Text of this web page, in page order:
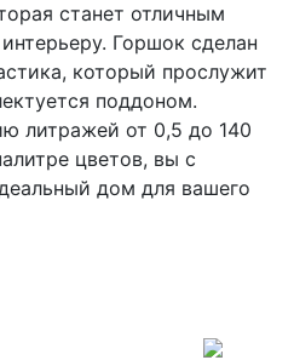
станет отличным
Горшок сделан
который прослужит
поддоном.
литражей от 0,5 до 140
цветов, вы с
дом для вашего